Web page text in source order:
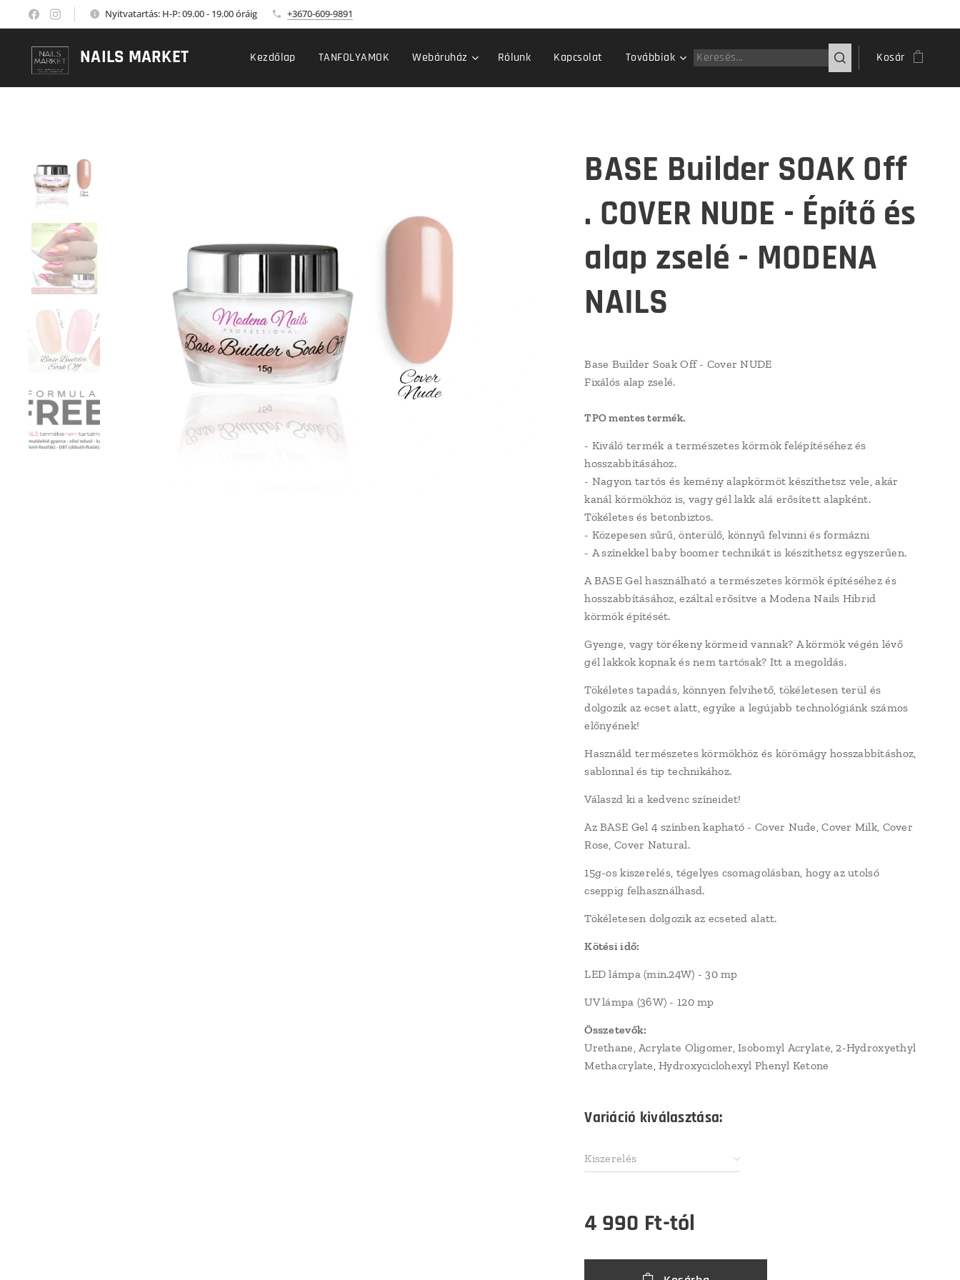
Nyitvatartás: H-P: 09.00 - 19.00 óráig +3670-609-9891
NAILS MARKET Kezdőlap TANFOLYAMOK Webáruház Rólunk Kapcsolat Továbbiak Kosár
BASE Builder SOAK Off
. COVER NUDE - Építő és
alap zselé - MODENA
NAILS
Base Builder Soak Off - Cover NUDE
Fixálós alap zselé.
TPO mentes termék.
- Kiváló termék a természetes körmök felépítéséhez és
hosszabbításához.
- Nagyon tartós és kemény alapkörmöt készíthetsz vele, akár
kanál körmökhöz is, vagy gél lakk alá erősített alapként.
Tökéletes és betonbiztos.
- Közepesen sűrű, önterülő, könnyű felvinni és formázni
- A színekkel baby boomer technikát is készíthetsz egyszerűen.
A BASE Gel használható a természetes körmök építéséhez és
hosszabbításához, ezáltal erősítve a Modena Nails Hibrid
körmök építését.
Gyenge, vagy törékeny körmeid vannak? A körmök végén lévő
gél lakkok kopnak és nem tartósak? Itt a megoldás.
Tökéletes tapadás, könnyen felvihető, tökéletesen terül és
dolgozik az ecset alatt, egyike a legújabb technológiánk számos
előnyének!
Használd természetes körmökhöz és körömágy hosszabbításhoz,
sablonnal és tip technikához.
Válaszd ki a kedvenc színeidet!
Az BASE Gel 4 színben kapható - Cover Nude, Cover Milk, Cover
Rose, Cover Natural.
15g-os kiszerelés, tégelyes csomagolásban, hogy az utolsó
cseppig felhasználhasd.
Tökéletesen dolgozik az ecseted alatt.
Kötési idő:
LED lámpa (min.24W) - 30 mp
UV lámpa (36W) - 120 mp
Összetevők:
Urethane, Acrylate Oligomer, Isobomyl Acrylate, 2-Hydroxyethyl
Methacrylate, Hydroxyciclohexyl Phenyl Ketone
Variáció kiválasztása:
Kiszerelés
4 990 Ft-tól